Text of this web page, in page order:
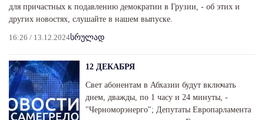
для причастных к подавлению демократии в Грузии, - об этих и
других новостях, слушайте в нашем выпуске.
16:26 / 13.12.2024სრულად
12 ДЕКАБРЯ
Свет абонентам в Абхазии будут включать
днем, дважды, по 1 часу и 24 минуты, -
"Черноморэнерго"; Депутаты Европарламента